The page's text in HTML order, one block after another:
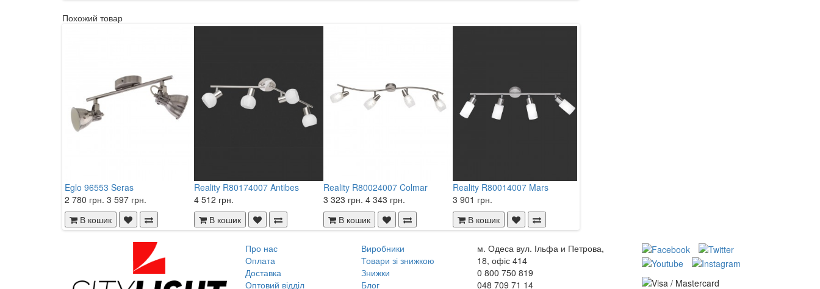
Похожий товар
Eglo 96553 Seras
2 780 грн. 3 597 грн.
В кошик
Reality R80174007 Antibes
4 512 грн.
В кошик
Reality R80024007 Colmar
3 323 грн. 4 343 грн.
В кошик
Reality R80014007 Mars
3 901 грн.
В кошик
Про нас
Оплата
Доставка
Оптовий відділ
Виробники
Товари зі знижкою
Знижки
Блог
м. Одеса вул. Ільфа и Петрова,
18, офіс 414
0 800 750 819
048 709 71 14